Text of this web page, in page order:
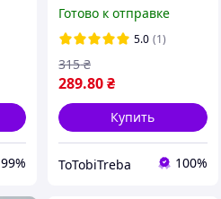
99%
78027
Готово к отправке
5.0 (1)
289.80₴
315 ₴
Купить
ToTobiTreba 100%